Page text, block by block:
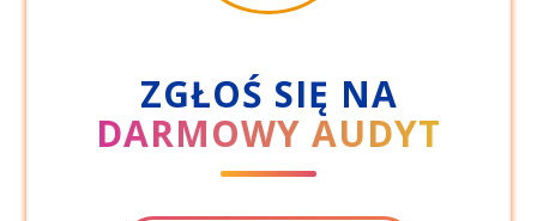
ZGŁOŚ SIĘ NA
DARMOWY AUDYT